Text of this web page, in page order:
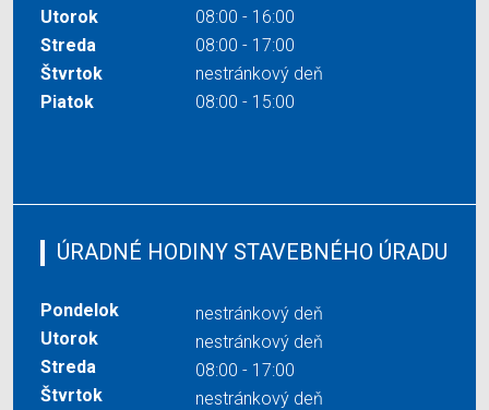
Utorok
08:00 - 16:00
Streda
08:00 - 17:00
Štvrtok
nestránkový deň
Piatok
08:00 - 15:00
ÚRADNÉ HODINY STAVEBNÉHO ÚRADU
Pondelok
nestránkový deň
Utorok
nestránkový deň
Streda
08:00 - 17:00
Štvrtok
nestránkový deň